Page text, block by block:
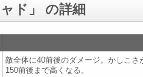
ド」 の詳細
敵全体に40前後のダメージ。かしこ
150前後まで高くなる。